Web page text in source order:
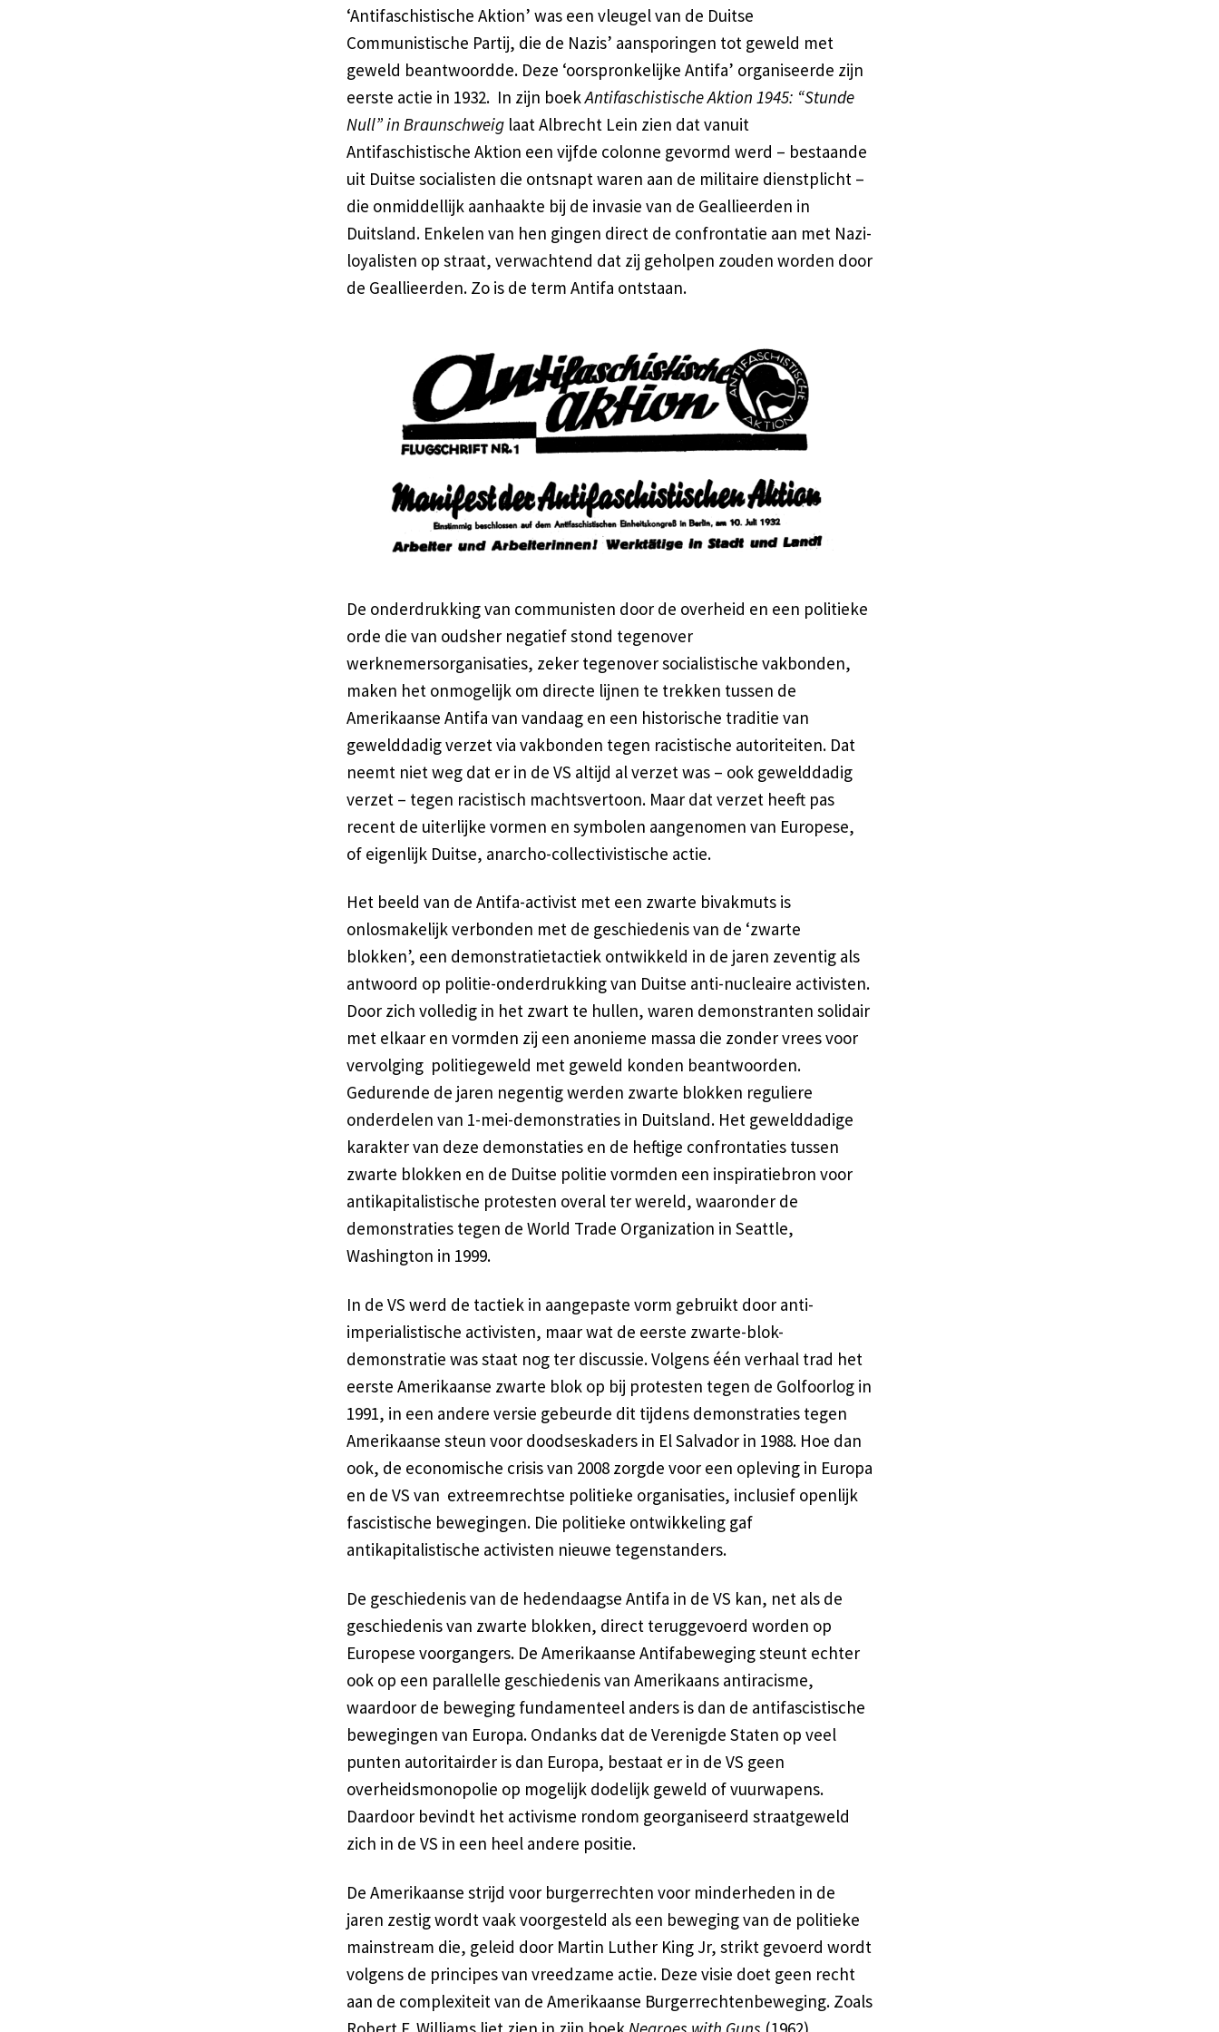
‘Antifaschistische Aktion’ was een vleugel van de Duitse
Communistische Partij, die de Nazis’ aansporingen tot geweld met
geweld beantwoordde. Deze ‘oorspronkelijke Antifa’ organiseerde zijn
eerste actie in 1932. In zijn boekAntifaschistische Aktion 1945: “Stunde
Null” in Braunschweig laat Albrecht Lein zien dat vanuit
Antifaschistische Aktion een vijfde colonne gevormd werd – bestaande
uit Duitse socialisten die ontsnapt waren aan de militaire dienstplicht –
die onmiddellijk aanhaakte bij de invasie van de Geallieerden in
Duitsland. Enkelen van hen gingen direct de confrontatie aan met Nazi-
loyalisten op straat, verwachtend dat zij geholpen zouden worden door
de Geallieerden. Zo is de term Antifa ontstaan.
De onderdrukking van communisten door de overheid en een politieke
orde die van oudsher negatief stond tegenover
werknemersorganisaties, zeker tegenover socialistische vakbonden,
maken het onmogelijk om directe lijnen te trekken tussen de
Amerikaanse Antifa van vandaag en een historische traditie van
gewelddadig verzet via vakbonden tegen racistische autoriteiten. Dat
neemt niet weg dat er in de VS altijd al verzet was – ook gewelddadig
verzet – tegen racistisch machtsvertoon. Maar dat verzet heeft pas
recent de uiterlijke vormen en symbolen aangenomen van Europese,
of eigenlijk Duitse, anarcho-collectivistische actie.
Het beeld van de Antifa-activist met een zwarte bivakmuts is
onlosmakelijk verbonden met de geschiedenis van de ‘zwarte
blokken’, een demonstratietactiek ontwikkeld in de jaren zeventig als
antwoord op politie-onderdrukking van Duitse anti-nucleaire activisten.
Door zich volledig in het zwart te hullen, waren demonstranten solidair
met elkaar en vormden zij een anonieme massa die zonder vrees voor
vervolging politiegeweld met geweld konden beantwoorden.
Gedurende de jaren negentig werden zwarte blokken reguliere
onderdelen van 1-mei-demonstraties in Duitsland. Het gewelddadige
karakter van deze demonstaties en de heftige confrontaties tussen
zwarte blokken en de Duitse politie vormden een inspiratiebron voor
antikapitalistische protesten overal ter wereld, waaronder de
demonstraties tegen de World Trade Organization in Seattle,
Washington in 1999.
In de VS werd de tactiek in aangepaste vorm gebruikt door anti-
imperialistische activisten, maar wat de eerste zwarte-blok-
demonstratie was staat nog ter discussie. Volgens één verhaal trad het
eerste Amerikaanse zwarte blok op bij protesten tegen de Golfoorlog in
1991, in een andere versie gebeurde dit tijdens demonstraties tegen
Amerikaanse steun voor doodseskaders in El Salvador in 1988. Hoe dan
ook, de economische crisis van 2008 zorgde voor een opleving in Europa
en de VS van extreemrechtse politieke organisaties, inclusief openlijk
fascistische bewegingen. Die politieke ontwikkeling gaf
antikapitalistische activisten nieuwe tegenstanders.
De geschiedenis van de hedendaagse Antifa in de VS kan, net als de
geschiedenis van zwarte blokken, direct teruggevoerd worden op
Europese voorgangers. De Amerikaanse Antifabeweging steunt echter
ook op een parallelle geschiedenis van Amerikaans antiracisme,
waardoor de beweging fundamenteel anders is dan de antifascistische
bewegingen van Europa. Ondanks dat de Verenigde Staten op veel
punten autoritairder is dan Europa, bestaat er in de VS geen
overheidsmonopolie op mogelijk dodelijk geweld of vuurwapens.
Daardoor bevindt het activisme rondom georganiseerd straatgeweld
zich in de VS in een heel andere positie.
De Amerikaanse strijd voor burgerrechten voor minderheden in de
jaren zestig wordt vaak voorgesteld als een beweging van de politieke
mainstream die, geleid door Martin Luther King Jr, strikt gevoerd wordt
volgens de principes van vreedzame actie. Deze visie doet geen recht
aan de complexiteit van de Amerikaanse Burgerrechtenbeweging. Zoals